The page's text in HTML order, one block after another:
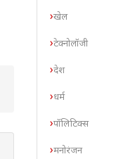
खेल
टेक्नोलॉजी
देश
धर्म
पॉलिटिक्स
मनोरंजन